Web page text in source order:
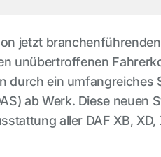
jetzt branchenführenden
unübertroffenen
durch ein umfangreiches
ab Werk. Diese neuen
aller DAF XB, XD,